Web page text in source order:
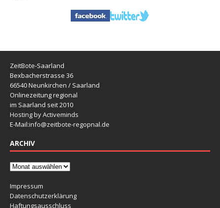
ZeitBote-Saarland
Bexbacherstrasse 36
66540 Neunkirchen / Saarland
Onlinezeitung regional
im Saarland seit 2010
Hosting by Activeminds
E-Mail:info@zeitbote-regopnal.de
ARCHIV
Impressum
Datenschutzerklärung
Haftungsausschluss